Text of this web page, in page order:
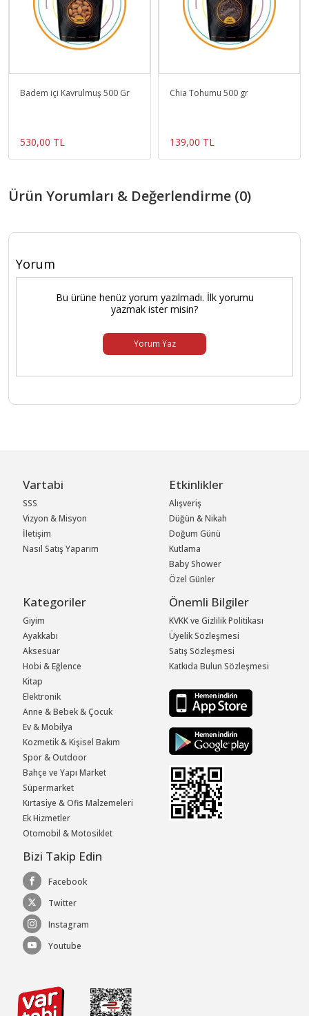
Badem içi Kavrulmuş 500 Gr
530,00 TL
Chia Tohumu 500 gr
139,00 TL
Ürün Yorumları & Değerlendirme (0)
Yorum
Bu ürüne henüz yorum yazılmadı. İlk yorumu
yazmak ister misin?
Yorum Yaz
Vartabi
SSS
Vizyon & Misyon
İletişim
Nasıl Satış Yaparım
Etkinlikler
Alışveriş
Düğün & Nikah
Doğum Günü
Kutlama
Baby Shower
Özel Günler
Kategoriler
Giyim
Ayakkabı
Aksesuar
Hobi & Eğlence
Kitap
Elektronik
Anne & Bebek & Çocuk
Ev & Mobilya
Kozmetik & Kişisel Bakım
Spor & Outdoor
Bahçe ve Yapı Market
Süpermarket
Kırtasiye & Ofis Malzemeleri
Ek Hizmetler
Otomobil & Motosiklet
Önemli Bilgiler
KVKK ve Gizlilik Politikası
Üyelik Sözleşmesi
Satış Sözleşmesi
Katkıda Bulun Sözleşmesi
Bizi Takip Edin
Facebook
Twitter
Instagram
Youtube